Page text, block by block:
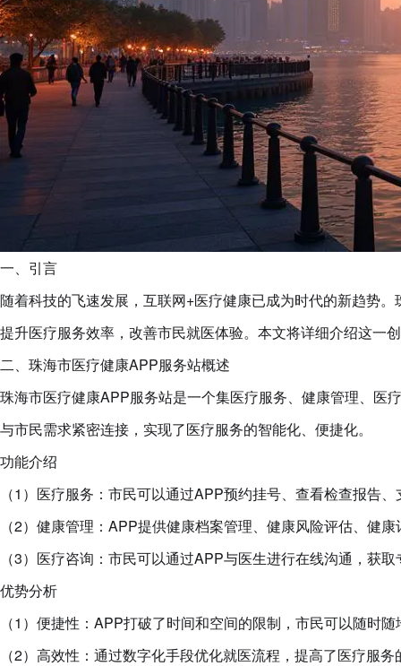
一、引言
随着科技的飞速发展，互联网+医疗健康已成为时代的新趋势
提升医疗服务效率，改善市民就医体验。本文将详细介绍这一
二、珠海市医疗健康APP服务站概述
珠海市医疗健康APP服务站是一个集医疗服务、健康管理、医
与市民需求紧密连接，实现了医疗服务的智能化、便捷化。
功能介绍
（1）医疗服务：市民可以通过APP预约挂号、查看检查报告
（2）健康管理：APP提供健康档案管理、健康风险评估、健
（3）医疗咨询：市民可以通过APP与医生进行在线沟通，获
优势分析
（1）便捷性：APP打破了时间和空间的限制，市民可以随时
（2）高效性：通过数字化手段优化就医流程，提高了医疗服务